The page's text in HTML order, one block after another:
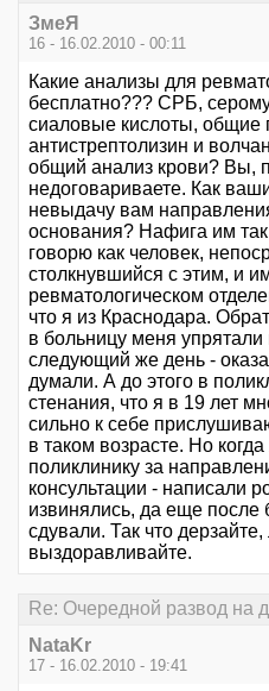
ЗмеЯ
16 - 16.02.2010 - 00:11
Какие анализы для
бесплатно??? СРБ,
сиаловые кислоты, общие
антистрептолизин и
общий анализ крови? Вы,
недоговариваете. Как
невыдачу вам
основания? Нафига им
говорю как человек,
столкнувшийся с этим, и
ревматологическом
что я из Краснодара.
в больницу меня упрятали
следующий же день -
думали. А до этого в
стенания, что я в 19 лет
сильно к себе
в таком возрасте. Но
поликлинику за
консультации - написали
извинялись, да еще после
сдували. Так что дерзайте,
выздоравливайте.
Re: Очередной развод на
NataKr
17 - 16.02.2010 - 19:41